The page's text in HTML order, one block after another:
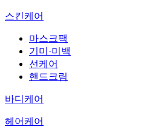
스킨케어
마스크팩
기미·미백
선케어
핸드크림
바디케어
헤어케어